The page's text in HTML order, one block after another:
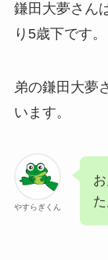
鎌田大夢さん
り5歳下です。
弟の鎌田大夢
います。
やすらぎくん